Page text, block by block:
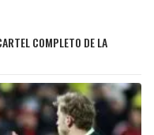
COMPLETO DE LA